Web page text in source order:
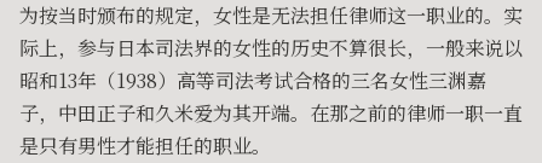
为按当时颁布的规定，女性是无法担任律师这一职业的。实
际上，参与日本司法界的女性的历史不算很长，一般来说以
昭和13年（1938）高等司法考试合格的三名女性三渊嘉
子，中田正子和久米爱为其开端。在那之前的律师一职一直
是只有男性才能担任的职业。